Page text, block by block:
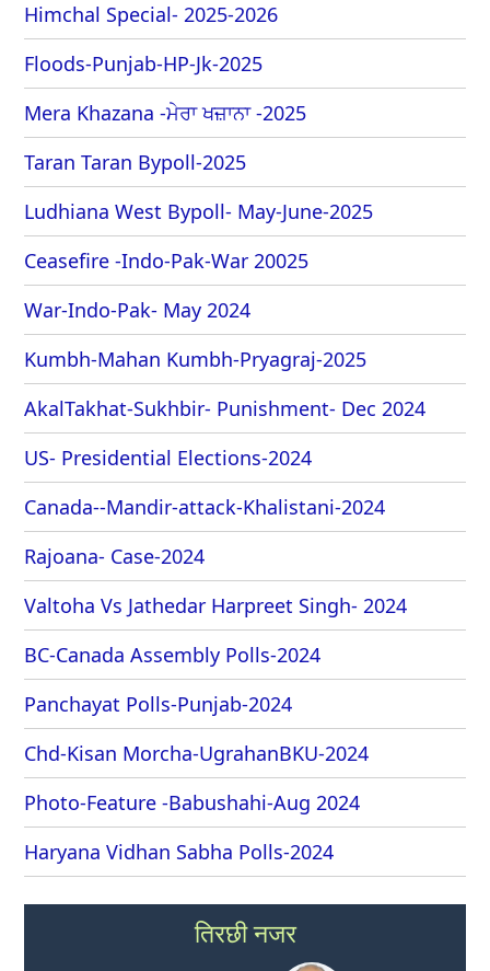
Himchal Special- 2025-2026
Floods-Punjab-HP-Jk-2025
Mera Khazana -ਮੇਰਾ ਖਜ਼ਾਨਾ -2025
Taran Taran Bypoll-2025
Ludhiana West Bypoll- May-June-2025
Ceasefire -Indo-Pak-War 20025
War-Indo-Pak- May 2024
Kumbh-Mahan Kumbh-Pryagraj-2025
AkalTakhat-Sukhbir- Punishment- Dec 2024
US- Presidential Elections-2024
Canada--Mandir-attack-Khalistani-2024
Rajoana- Case-2024
Valtoha Vs Jathedar Harpreet Singh- 2024
BC-Canada Assembly Polls-2024
Panchayat Polls-Punjab-2024
Chd-Kisan Morcha-UgrahanBKU-2024
Photo-Feature -Babushahi-Aug 2024
Haryana Vidhan Sabha Polls-2024
तिरछी नजर